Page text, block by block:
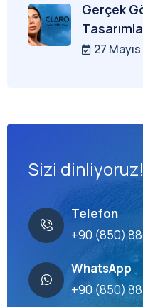
Gerçek
27
Sizi dinliyoruz!
Telefon
+90 (850)
WhatsApp
+90 (850)